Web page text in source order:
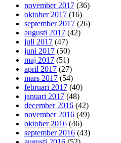
november 2017 (36)
oktober 2017 (16)
september 2017 (26)
augusti 2017 (42)
juli 2017 (47)
juni 2017 (50)
maj 2017 (51)
april 2017 (27)
mars 2017 (54)
februari 2017 (40)
januari 2017 (48)
december 2016 (42)
november 2016 (49)
oktober 2016 (46)
september 2016 (43)